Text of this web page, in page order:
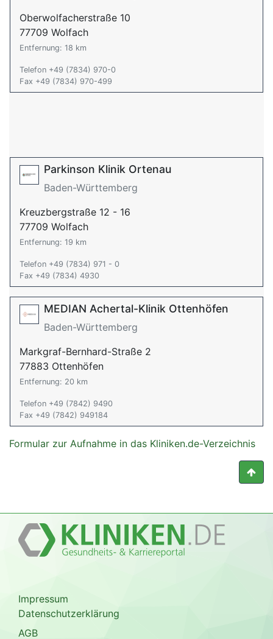
Oberwolfacherstraße 10
77709 Wolfach
Entfernung: 18 km
Telefon +49 (7834) 970-0
Fax +49 (7834) 970-499
Parkinson Klinik Ortenau
Baden-Württemberg
Kreuzbergstraße 12 - 16
77709 Wolfach
Entfernung: 19 km
Telefon +49 (7834) 971 - 0
Fax +49 (7834) 4930
MEDIAN Achertal-Klinik Ottenhöfen
Baden-Württemberg
Markgraf-Bernhard-Straße 2
77883 Ottenhöfen
Entfernung: 20 km
Telefon +49 (7842) 9490
Fax +49 (7842) 949184
Formular zur Aufnahme in das Kliniken.de-Verzeichnis
Impressum
Datenschutzerklärung
AGB